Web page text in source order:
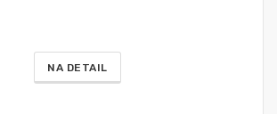
NA DETAIL